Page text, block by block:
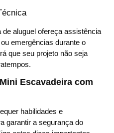
aluguel ofereça assistência
emergências durante o
que seu projeto não seja
Escavadeira com
habilidades e
garantir a segurança do